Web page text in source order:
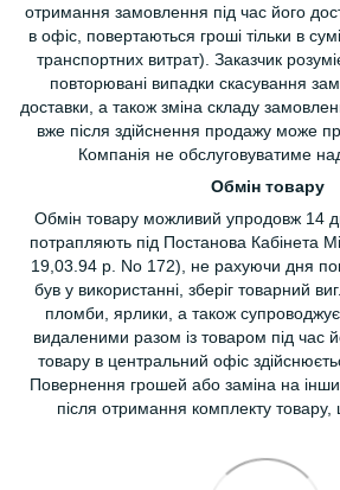
отримання замовлення під час його
в офіс, повертаються гроші тільки в
транспортних витрат). Заказчик
повторювані випадки скасування
доставки, а також зміна складу
вже після здійснення продажу може
Компанія не обслуговуватиме
Обмін товару
Обмін товару можливий упродовж 14
потрапляють під Постанова Кабінета
19,03.94 р. No 172), не рахуючи дня
був у використанні, зберіг товарний
пломби, ярлики, а також
видаленими разом із товаром під час
товару в центральний офіс
Повернення грошей або заміна на
після отримання комплекту товару,